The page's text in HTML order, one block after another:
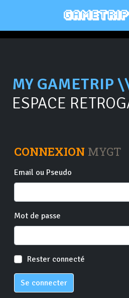
MY GAMETRIP
ESPACE
CONNEXION MYGT
Email ou Pseudo
Mot de passe
Rester connecté
Se connecter